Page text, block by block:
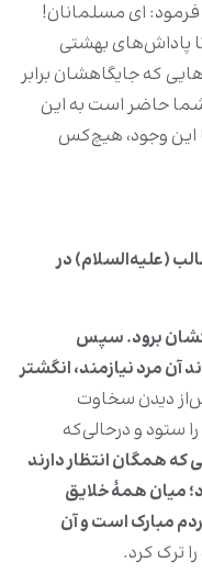
ای مسلمانان!
پاداش‌های بهشتی
که جایگاهشان برابر
شما حاضر است به این
این وجود، هیچ‌کس
(علیه‌السلام) در
برود. سپس
آن مرد نیازمند، انگشتر
دیدن سخاوت
ستود و درحالی‌که
همگان انتظار دارند
میان همۀ خلایق
مبارک است و آن
ترک کرد.